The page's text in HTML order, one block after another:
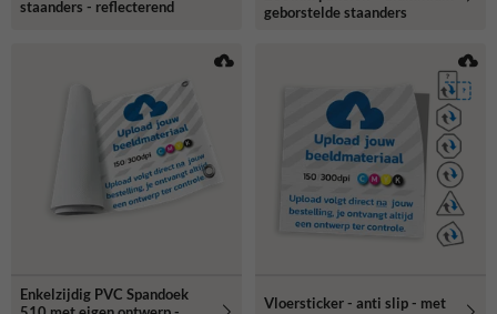
staanders - reflecterend
geborstelde staanders
Enkelzijdig PVC Spandoek
Vloersticker - anti slip - met